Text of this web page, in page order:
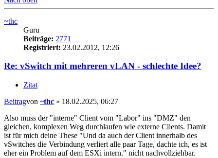
~thc
Guru
Beiträge: 2771
Registriert: 23.02.2012, 12:26
Re: vSwitch mit mehreren vLAN - schlechte Idee?
Zitat
Beitragvon ~thc » 18.02.2025, 06:27
Also muss der "interne" Client vom "Labor" ins "DMZ" den
gleichen, komplexen Weg durchlaufen wie externe Clients. Damit
ist für mich deine These "Und da auch der Client innerhalb des
vSwitches die Verbindung verliert alle paar Tage, dachte ich, es ist
eher ein Problem auf dem ESXi intern." nicht nachvollziehbar.